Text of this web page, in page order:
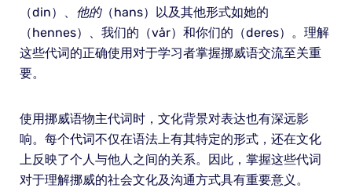
（din）、 他的（hans）以及其他形式如她的
（hennes）、我们的（vår）和你们的（deres）。理解
这些代词的正确使用对于学习者掌握挪威语交流至关重
要。
使用挪威语物主代词时，文化背景对表达也有深远影
响。每个代词不仅在语法上有其特定的形式，还在文化
上反映了个人与他人之间的关系。因此，掌握这些代词
对于理解挪威的社会文化及沟通方式具有重要意义。